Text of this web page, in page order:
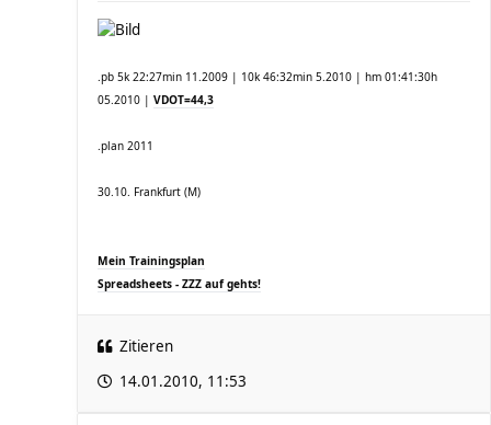
.pb 5k 22:27min 11.2009 | 10k 46:32min 5.2010 | hm 01:41:30h
05.2010 | VDOT=44,3
.plan 2011
30.10. Frankfurt (M)
Mein Trainingsplan
Spreadsheets - ZZZ auf gehts!
Zitieren
14.01.2010, 11:53